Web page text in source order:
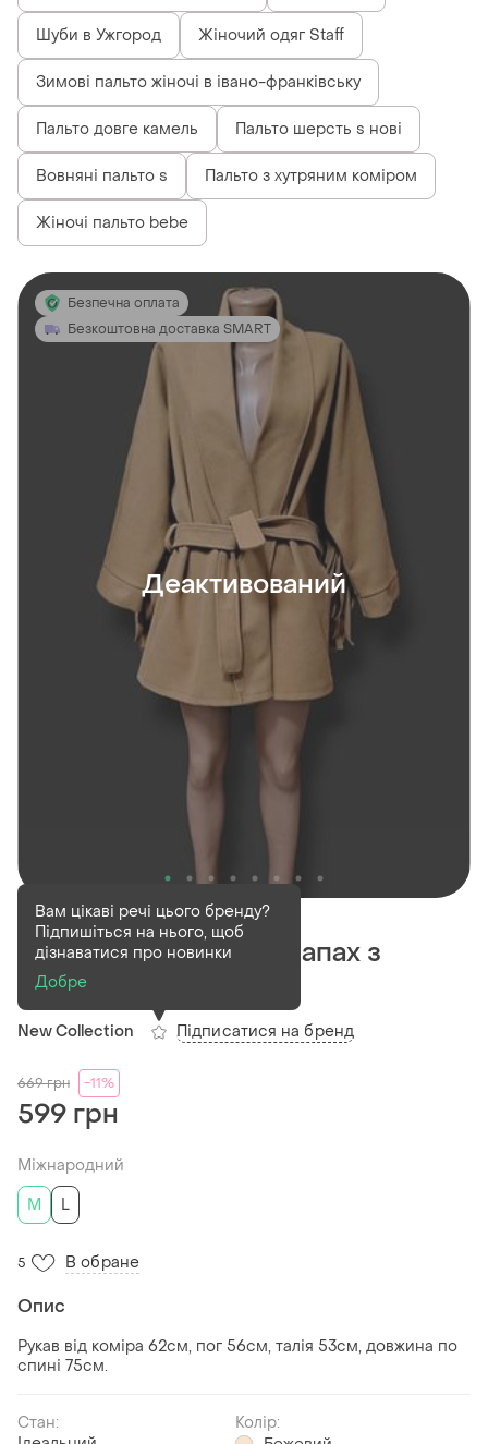
Шуби в Ужгород Жіночий одяг Staff
Зимові пальто жіночі в івано-франківську
Пальто довге камель Пальто шерсть s нові
Вовняні пальто s Пальто з хутряним коміром
Жіночі пальто bebe
Безпечна оплата
Безкоштовна доставка SMART
Деактивований
Деактивований 1 шт
Пальто-кардиган на запах з
паском
New Collection
Вам цікаві речі цього бренду?
Підпишіться на нього, щоб
дізнаватися про новинки
Добре
Підписатися на бренд
669грн -11%
599 грн
Міжнародний
M
L
5 В обране
Опис
Рукав від коміра 62см, пог 56см, талія 53см, довжина по
спині 75см.
Стан:
Колір: